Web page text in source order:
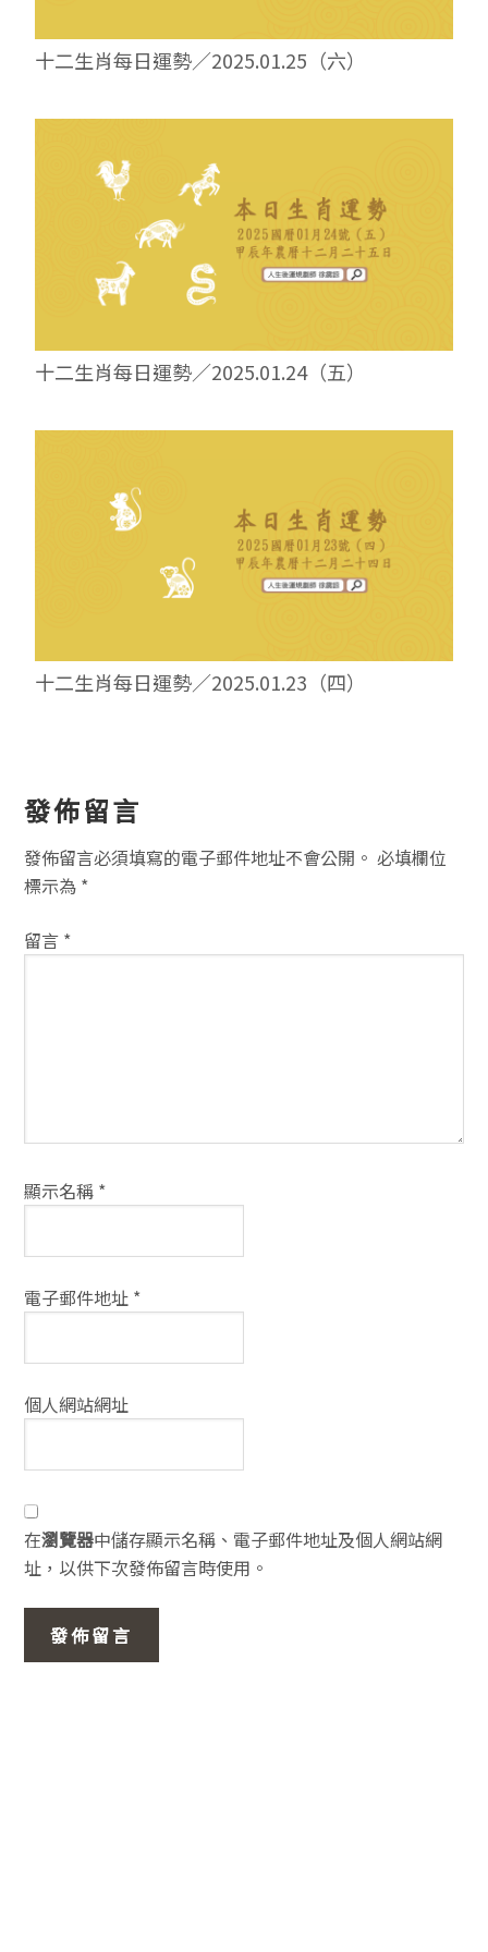
十二生肖每日運勢／2025.01.25（六）
十二生肖每日運勢／2025.01.24（五）
十二生肖每日運勢／2025.01.23（四）
讀
者
互
動
方
發佈留言
發佈留言必須填寫的電子郵件地址不會公開。 必填欄位
標示為 *
留言 *
顯示名稱 *
電子郵件地址 *
個人網站網址
在瀏覽器中儲存顯示名稱、電子郵件地址及個人網站網
址，以供下次發佈留言時使用。